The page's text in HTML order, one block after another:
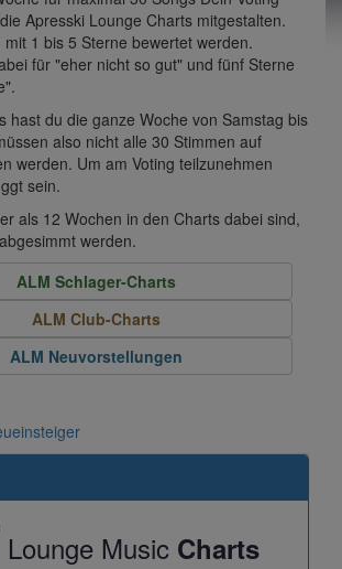
Apresski Lounge Charts mitgestalten.
1 bis 5 Sterne bewertet werden.
für "eher nicht so gut" und fünf Sterne
hast du die ganze Woche von Samstag bis
also nicht alle 30 Stimmen auf
werden. Um am Voting teilzunehmen
sein.
als 12 Wochen in den Charts dabei sind,
werden.
ALM Schlager-Charts
ALM Club-Charts
ALM Neuvorstellungen
Music Charts